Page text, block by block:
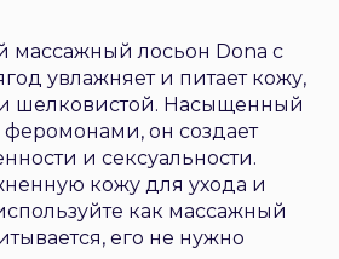
массажный лосьон Dona с
увлажняет и питает кожу,
шелковистой. Насыщенный
он создает
и сексуальности.
кожу для ухода и
как массажный
его не нужно